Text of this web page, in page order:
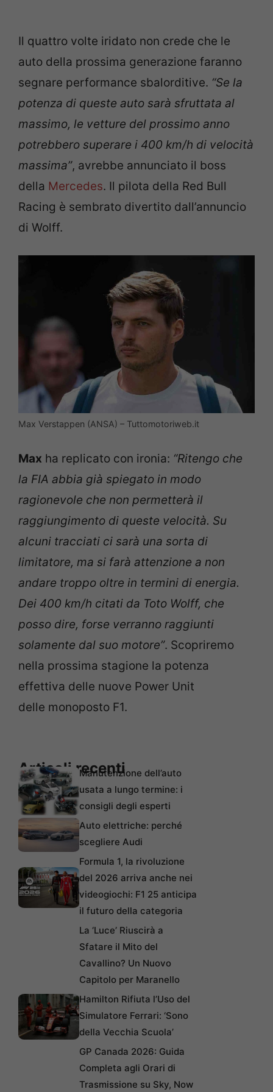
Il quattro volte iridato non crede che le
auto della prossima generazione faranno
segnare performance sbalorditive. “Se la
potenza di queste auto sarà sfruttata al
massimo, le vetture del prossimo anno
potrebbero superare i 400 km/h di velocità
massima”, avrebbe annunciato il boss
della Mercedes. Il pilota della Red Bull
Racing è sembrato divertito dall’annuncio
di Wolff.
Max Verstappen (ANSA) – Tuttomotoriweb.it
Max ha replicato con ironia: “Ritengo che
la FIA abbia già spiegato in modo
ragionevole che non permetterà il
raggiungimento di queste velocità. Su
alcuni tracciati ci sarà una sorta di
limitatore, ma si farà attenzione a non
andare troppo oltre in termini di energia.
Dei 400 km/h citati da Toto Wolff, che
posso dire, forse verranno raggiunti
solamente dal suo motore”. Scopriremo
nella prossima stagione la potenza
effettiva delle nuove Power Unit
delle monoposto F1.
Articoli recentiManutenzione dell’auto
usata a lungo termine: i
consigli degli esperti
Auto elettriche: perché
scegliere Audi
Formula 1, la rivoluzione
del 2026 arriva anche nei
videogiochi: F1 25 anticipa
il futuro della categoria
La ‘Luce’ Riuscirà a
Sfatare il Mito del
Cavallino? Un Nuovo
Capitolo per Maranello
Hamilton Rifiuta l’Uso del
Simulatore Ferrari: ‘Sono
della Vecchia Scuola’
GP Canada 2026: Guida
Completa agli Orari di
Trasmissione su Sky, Now